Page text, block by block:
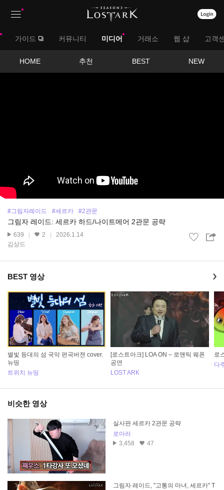
상
대
가이드 커뮤니티 미디어 거래소 웹 샵 고객
HOME 추천 BEST NEW
#그림자레이드 #세르카 #2관문
그림자 레이드: 세르카 하드/나이트메어 2관문 공략
639 2
2026.1.14
김상드
BEST 영상
별빛 등대의 섬 국악 편곡버젼 cover.
뉴띵
트위치 뉴띵
[로스트아크] LOA ON – 로맨틱 웨폰
공연
LOST ARK
로
다
비슷한 영상
실사판 세르카 2관문 공략
로마러
3,458
47
그림자 레이드, "고통의 마녀, 세르카" T